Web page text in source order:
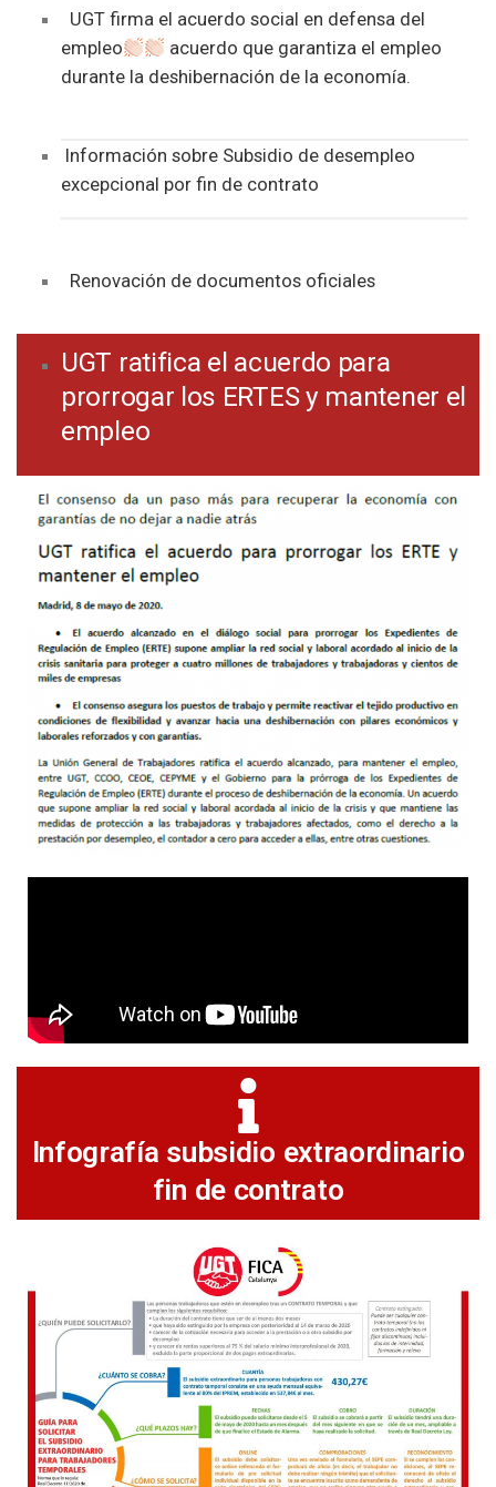
UGT firma el acuerdo social en defensa del
empleo
acuerdo que garantiza el empleo
durante la deshibernación de la economía.
Información sobre Subsidio de desempleo
excepcional por fin de contrato
Renovación de documentos oficiales
UGT ratifica el acuerdo para
prorrogar los ERTES y mantener el
empleo
Infografía subsidio extraordinario
fin de contrato